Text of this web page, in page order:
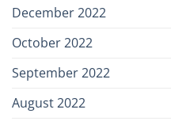
December 2022
October 2022
September 2022
August 2022